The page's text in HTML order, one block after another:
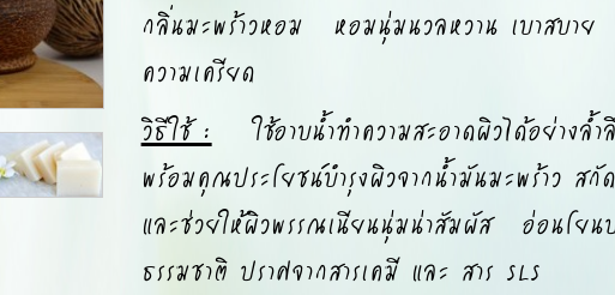
กลิ่นมะพร้าวหอม หอมนุ่มนวลหวาน เบาสบา
ความเครียด
วิธีใช้ :ใช้อาบน้ำทำความสะอาดผิวได้อย่างล้ำ
พร้อมคุณประโยชน์บำรุงผิวจากน้ำมันมะพร้าว สกั
และช่วยให้ผิวพรรณเนียนนุ่มน่าสัมผัส อ่อนโย
ธรรมชาติ ปราศจากสารเคมี และ สาร SLS